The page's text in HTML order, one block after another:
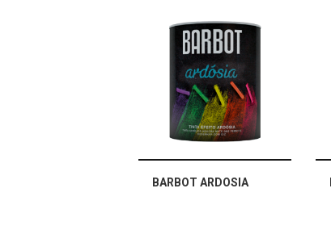
BARBOT ARDOSIA